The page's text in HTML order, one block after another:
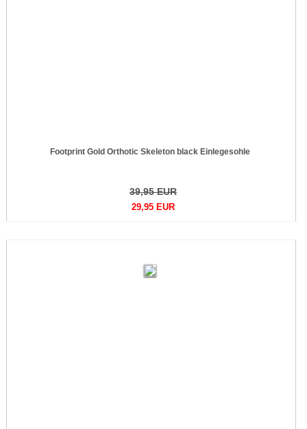
Footprint Gold Orthotic Skeleton black Einlegesohle
39,95 EUR
29,95 EUR